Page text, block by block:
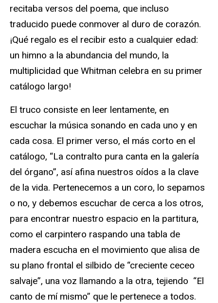
recitaba versos del poema, que incluso
traducido puede conmover al duro de corazón.
¡Qué regalo es el recibir esto a cualquier edad:
un himno a la abundancia del mundo, la
multiplicidad que Whitman celebra en su primer
catálogo largo!
El truco consiste en leer lentamente, en
escuchar la música sonando en cada uno y en
cada cosa. El primer verso, el más corto en el
catálogo, “La contralto pura canta en la galería
del órgano”, así afina nuestros oídos a la clave
de la vida. Pertenecemos a un coro, lo sepamos
o no, y debemos escuchar de cerca a los otros,
para encontrar nuestro espacio en la partitura,
como el carpintero raspando una tabla de
madera escucha en el movimiento que alisa de
su plano frontal el silbido de “creciente ceceo
salvaje”, una voz llamando a la otra, tejiendo “El
canto de mí mismo” que le pertenece a todos.